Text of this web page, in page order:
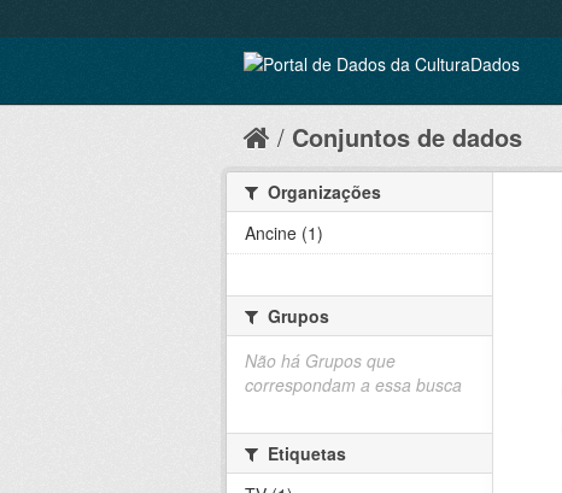
Conjuntos de dados
Organizações
Ancine (1)
Grupos
Não há Grupos que
correspondam a essa busca
Etiquetas